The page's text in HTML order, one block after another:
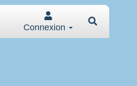
Connexion